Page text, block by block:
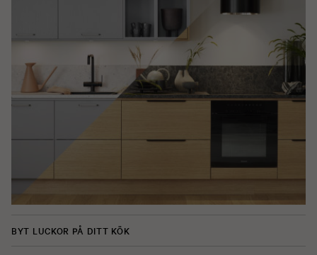
BYT LUCKOR PÅ DITT KÖK